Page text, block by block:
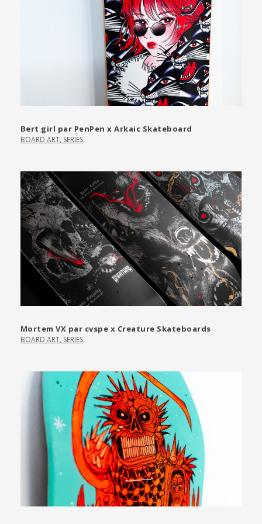
Bert girl par PenPen x Arkaic Skateboard
BOARD ART, SERIES
Mortem VX par cvspe x Creature Skateboards
BOARD ART, SERIES